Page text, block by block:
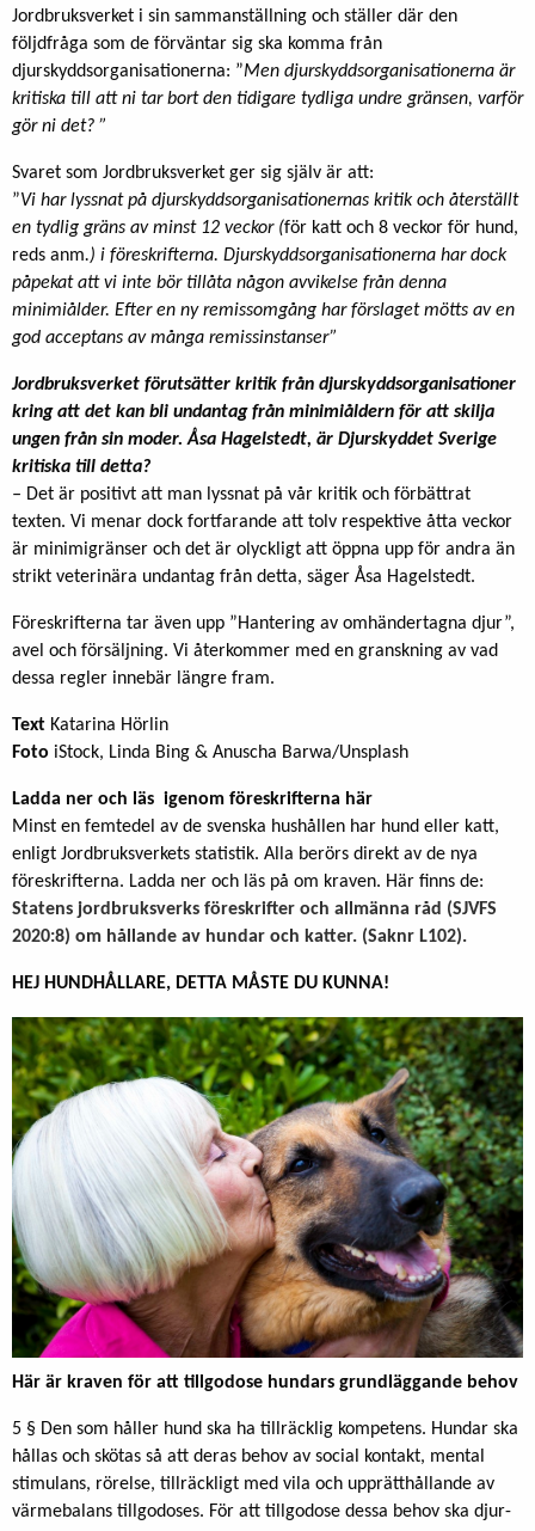
Jordbruksverket i sin sammanställning och ställer där den
följdfråga som de förväntar sig ska komma från
djurskyddsorganisationerna: ”Men djurskyddsorganisationerna är
kritiska till att ni tar bort den tidigare tydliga undre gränsen, varför
gör ni det? ”
Svaret som Jordbruksverket ger sig själv är att:
”Vi har lyssnat på djurskyddsorganisationernas kritik och återställt
en tydlig gräns av minst 12 veckor (för katt och 8 veckor för hund,
reds anm.) i föreskrifterna. Djurskyddsorganisationerna har dock
påpekat att vi inte bör tillåta någon avvikelse från denna
minimiålder. Efter en ny remissomgång har förslaget mötts av en
god acceptans av många remissinstanser”
Jordbruksverket förutsätter kritik från djurskyddsorganisationer
kring att det kan bli undantag från minimiåldern för att skilja
ungen från sin moder. Åsa Hagelstedt, är Djurskyddet Sverige
kritiska till detta?
– Det är positivt att man lyssnat på vår kritik och förbättrat
texten. Vi menar dock fortfarande att tolv respektive åtta veckor
är minimigränser och det är olyckligt att öppna upp för andra än
strikt veterinära undantag från detta, säger Åsa Hagelstedt.
Föreskrifterna tar även upp ”Hantering av omhändertagna djur”,
avel och försäljning. Vi återkommer med en granskning av vad
dessa regler innebär längre fram.
Text Katarina Hörlin
Foto iStock, Linda Bing & Anuscha Barwa/Unsplash
Ladda ner och läs igenom föreskrifterna här
Minst en femtedel av de svenska hushållen har hund eller katt,
enligt Jordbruksverkets statistik. Alla berörs direkt av de nya
föreskrifterna. Ladda ner och läs på om kraven. Här finns de:
Statens jordbruksverks föreskrifter och allmänna råd (SJVFS
2020:8) om hållande av hundar och katter. (Saknr L102).
HEJ HUNDHÅLLARE, DETTA MÅSTE DU KUNNA!
Här är kraven för att tillgodose hundars grundläggande behov
5 § Den som håller hund ska ha tillräcklig kompetens. Hundar ska
hållas och skötas så att deras behov av social kontakt, mental
stimulans, rörelse, tillräckligt med vila och upprätthållande av
värmebalans tillgodoses. För att tillgodose dessa behov ska djur-